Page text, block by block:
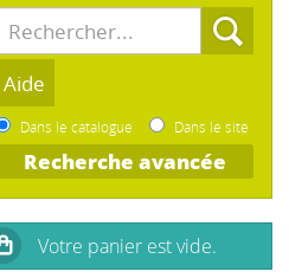
Dans le catalogue Dans le site
Recherche avancée